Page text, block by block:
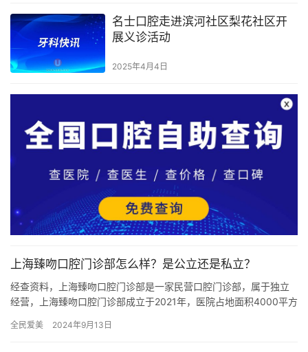
名士口腔走进滨河社区梨花社区开
展义诊活动
2025年4月4日
上海臻吻口腔门诊部怎么样？是公立还是私立？
经查资料，上海臻吻口腔门诊部是一家民营口腔门诊部，属于独立
经营，上海臻吻口腔门诊部成立于2021年，医院占地面积4000平方
全民爱美 2024年9月13日